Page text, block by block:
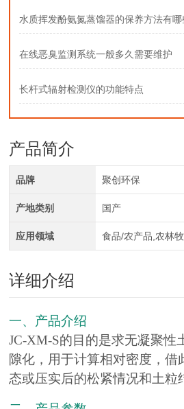
水质挥发酚氨氮蒸馏器的保养方法有哪
在线恶臭监测系统一般多久需要维护
长杆式辐射检测仪的功能特点
产品简介
品牌 聚创环保
产地类别 国产
应用领域 食品/农产品,农林
详细介绍
一、产品介绍
JC-XM-S的目的是求无凝聚性
隙化，用于计算相对密度，借
态或压实后的松紧情况和土粒